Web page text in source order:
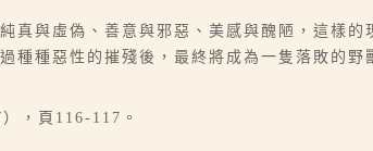
真與虛偽、善意與邪惡、美感與醜陋，這樣的
種惡性的摧殘後，最終將成為一隻落敗的野
，頁116-117。